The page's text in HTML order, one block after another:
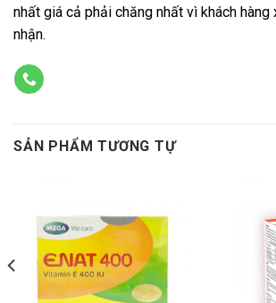
nhất giá cả phải chăng nhất vì khách
nhận.
SẢN PHẨM TƯƠNG TỰ